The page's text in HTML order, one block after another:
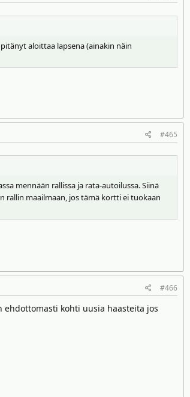
aloittaa lapsena (ainakin näin
#465
mennään rallissa ja rata-autoilussa. Siinä
rallin maailmaan, jos tämä kortti ei tuokaan
#466
ehdottomasti kohti uusia haasteita jos